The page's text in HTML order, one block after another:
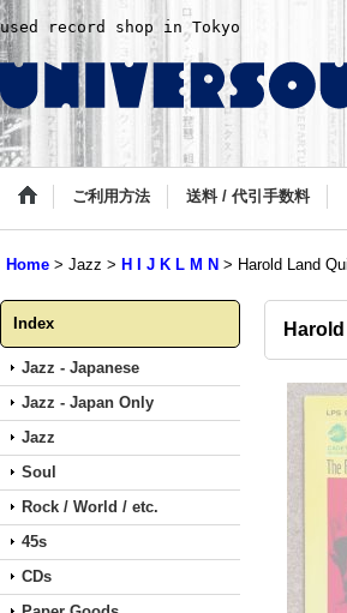
used record shop in Tokyo
ご利用方法 送料 / 代引手数料
Home > Jazz > H I J K L M N > Harold Land
Index
Jazz - Japanese
Jazz - Japan Only
Jazz
Soul
Rock / World / etc.
45s
CDs